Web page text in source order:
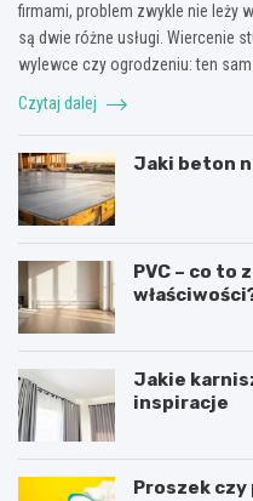
firmami, problem zwykle nie leży
są dwie różne usługi. Wiercenie
wylewce czy ogrodzeniu: ten
Czytaj dalej
Jaki beton
PVC – co to
Jakie
inspiracje
Proszek czy